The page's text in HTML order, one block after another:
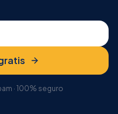
· 100% seguro